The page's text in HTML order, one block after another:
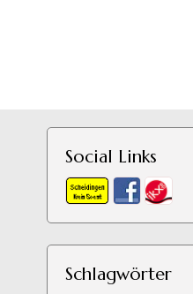
Social Links
Schlagwörter